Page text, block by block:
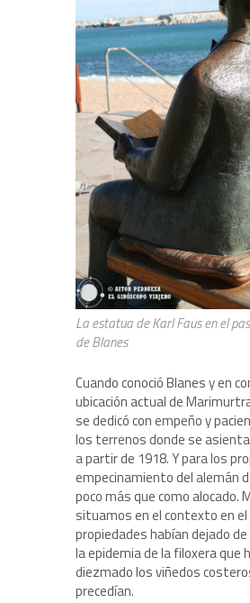
La estatua de Karl Faus en el
de Blanes
Cuando conoció Blanes y en
ubicación actual de
se dedicó con empeño y
los terrenos donde se
a partir de 1918. Y para los
empecinamiento del alemán
poco más que como alocado.
situamos en el contexto en el
propiedades habían dejado
la epidemia de la filoxera que
diezmado los viñedos
precedían.